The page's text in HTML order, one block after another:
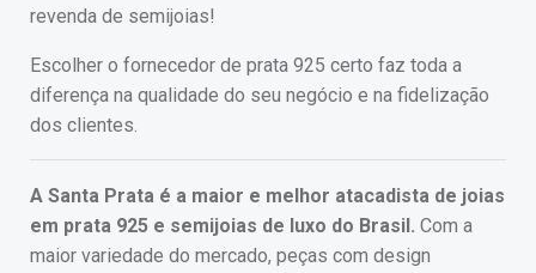
revenda de semijoias!
Escolher o fornecedor de prata 925 certo faz toda a
diferença na qualidade do seu negócio e na fidelização
dos clientes.
A Santa Prata é a maior e melhor atacadista de joias
em prata 925 e semijoias de luxo do Brasil. Com a
maior variedade do mercado, peças com design